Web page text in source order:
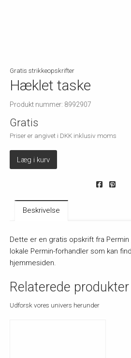
Gratis strikkeopskrifter
Hæklet taske
Produkt nummer: 8992907
Gratis
Priser er angivet i DKK inklusiv moms
Læg i kurv
Beskrivelse
Dette er en gratis opskrift fra Permin
lokale Permin-forhandler som kan
hjemmesiden.
Relaterede produkter
Udforsk vores univers herunder